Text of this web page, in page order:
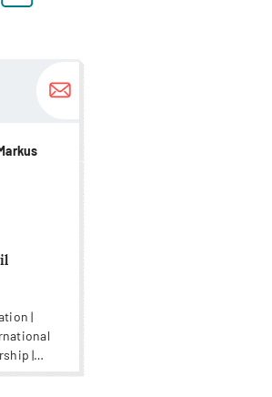
|
|
|
more...
more...